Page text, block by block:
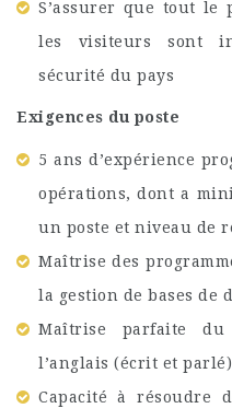
S’assurer que tout le
les visiteurs sont
sécurité du pays
Exigences du poste
5 ans d’expérience
opérations, dont a
un poste et niveau de
Maîtrise des
la gestion de bases de
Maîtrise parfaite du
l’anglais (écrit et parlé)
Capacité à résoudre